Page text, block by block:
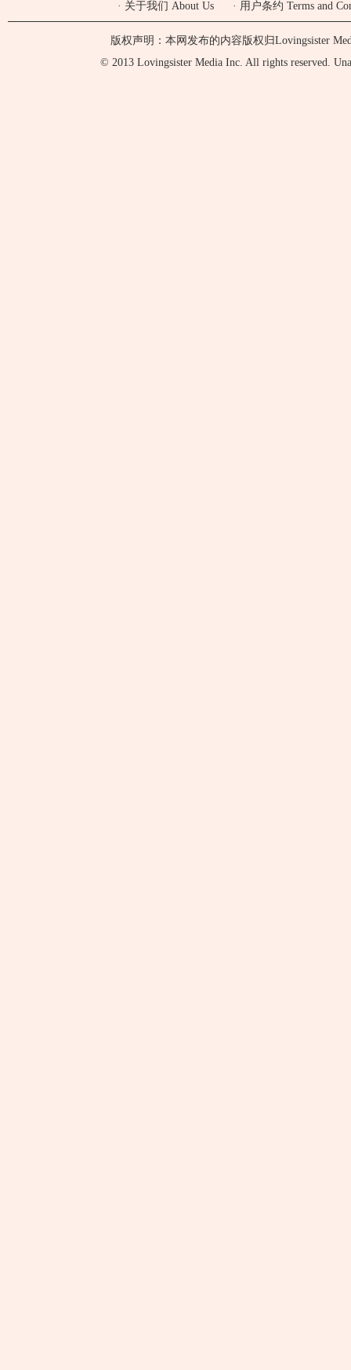
· 关于我们 About Us · 用户条约 Terms and
版权声明：本网发布的内容版权归Lovingsister
© 2013 Lovingsister Media Inc. All rights reserved.